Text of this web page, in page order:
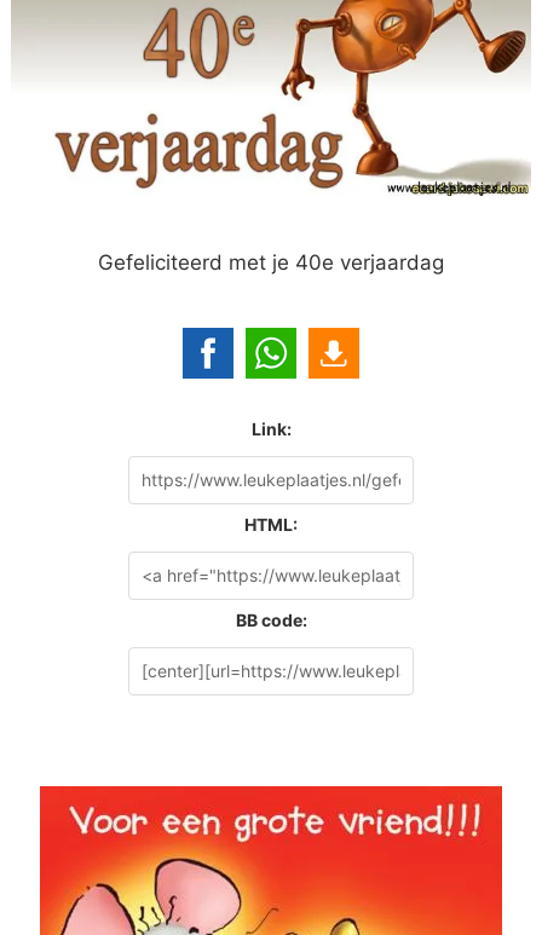
Gefeliciteerd met je 40e verjaardag
Link:
HTML:
BB code: